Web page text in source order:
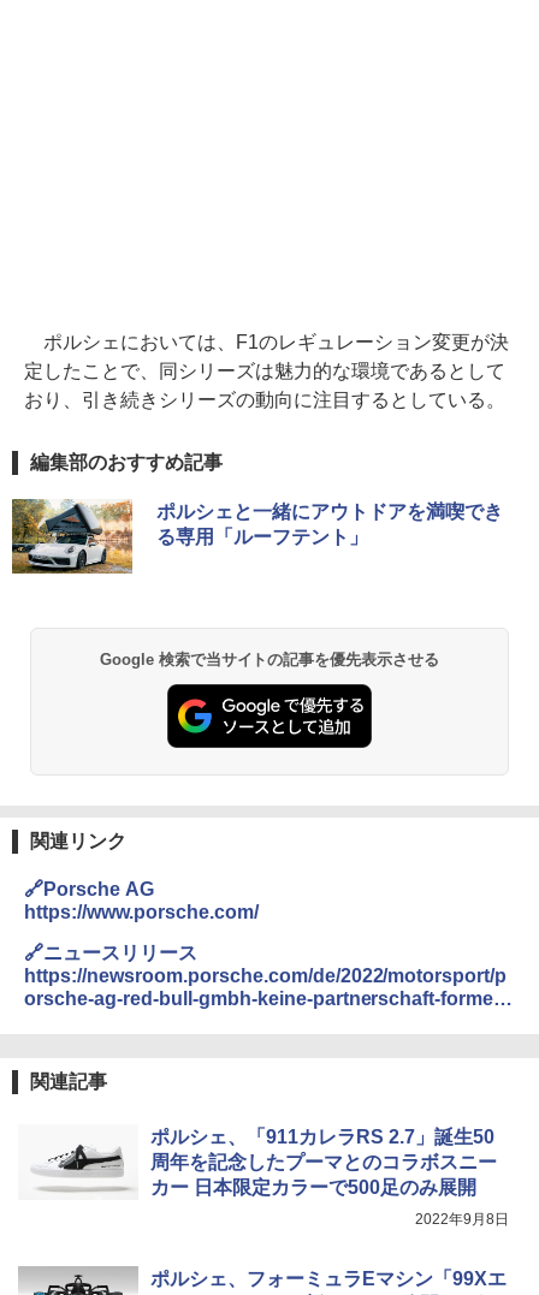
ポルシェにおいては、F1のレギュレーション変更が決
定したことで、同シリーズは魅力的な環境であるとして
おり、引き続きシリーズの動向に注目するとしている。
編集部のおすすめ記事
ポルシェと一緒にアウトドアを満喫でき
る専用「ルーフテント」
Google 検索で当サイトの記事を優先表示させる
関連リンク
🔗Porsche AG
https://www.porsche.com/
🔗ニュースリリース
https://newsroom.porsche.com/de/2022/motorsport/p
orsche-ag-red-bull-gmbh-keine-partnerschaft-formel-
関連記事
ポルシェ、「911カレラRS 2.7」誕生50
周年を記念したプーマとのコラボスニー
カー 日本限定カラーで500足のみ展開
2022年9月8日
ポルシェ、フォーミュラEマシン「99Xエ